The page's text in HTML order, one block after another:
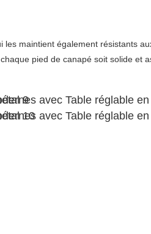
les maintient également résistants
pied de canapé soit solide et